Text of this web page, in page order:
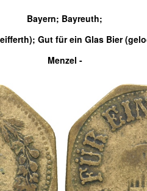
Bayern; Bayreuth;
Gut für ein Glas Bier
Menzel -